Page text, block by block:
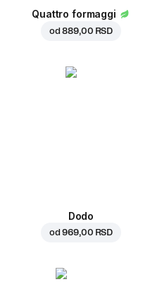
Quattro formaggi
od889,00 RSD
Dodo
od969,00 RSD